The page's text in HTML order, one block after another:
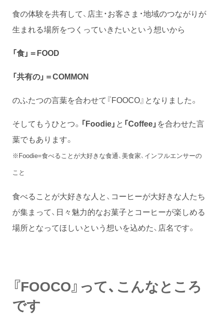
食の体験を共有して、店主・お客さま・地域のつながりが
生まれる場所をつくっていきたいという想いから
「食」＝FOOD
「共有の」＝COMMON
のふたつの言葉を合わせて『FOOCO』となりました。
そしてもうひとつ。 「Foodie」 と 「Coffee」 を合わせた言
葉でもあります。
※Foodie=食べることが大好きな食通、美食家、インフルエンサーの
こと
食べることが大好きな人と、コーヒーが大好きな人たち
が集まって、日々魅力的なお菓子とコーヒーが楽しめる
場所となってほしいという想いを込めた、店名です。
『FOOCO』って、こんなところ
です